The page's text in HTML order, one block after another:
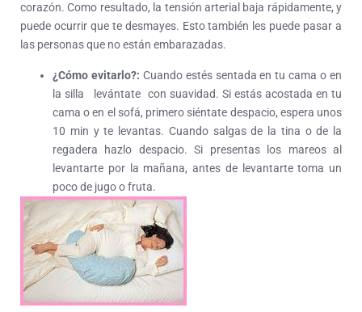
corazón. Como resultado, la tensión arterial baja rápidamente, y
puede ocurrir que te desmayes. Esto también les puede pasar a
las personas que no están embarazadas.
¿Cómo evitarlo?: Cuando estés sentada en tu cama o en
la silla levántate con suavidad. Si estás acostada en tu
cama o en el sofá, primero siéntate despacio, espera unos
10 min y te levantas. Cuando salgas de la tina o de la
regadera hazlo despacio. Si presentas los mareos al
levantarte por la mañana, antes de levantarte toma un
poco de jugo o fruta.